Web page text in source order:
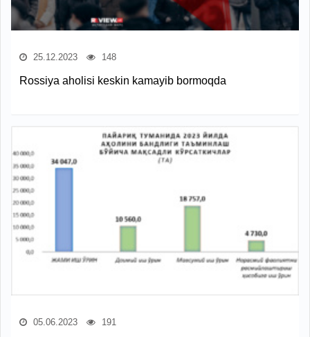
25.12.2023 148
Rossiya aholisi keskin kamayib bormoqda
05.06.2023 191